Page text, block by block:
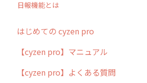
日報機能とは
はじめての cyzen pro
cyzen pro とは？
簡易マニュアル
【cyzen pro】マニュアル
【cyzen pro】よくある質問